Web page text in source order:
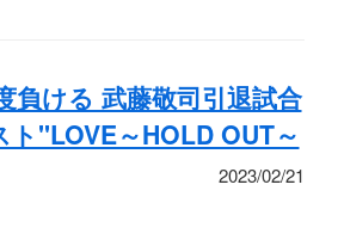
負ける 武藤敬司引退試合
"LOVE～HOLD OUT～
2023/02/21